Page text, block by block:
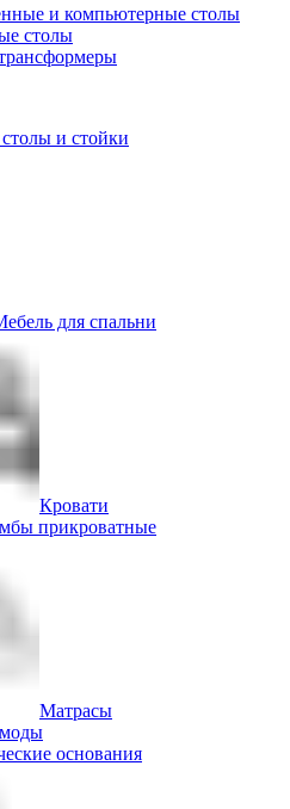
и компьютерные столы
столы
и стойки
для спальни
Кровати
прикроватные
Матрасы
основания